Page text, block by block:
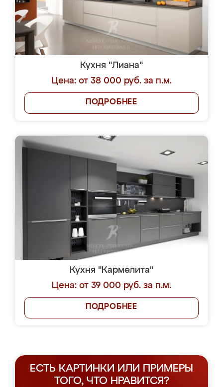
Кухня "Лиана"
Цена: от 38 000 руб. за п.м.
ПОДРОБНЕЕ
Кухня "Кармелита"
Цена: от 39 000 руб. за п.м.
ПОДРОБНЕЕ
ЕСТЬ КАРТИНКИ ИЛИ ПРИМЕРЫ
ТОГО, ЧТО НРАВИТСЯ?